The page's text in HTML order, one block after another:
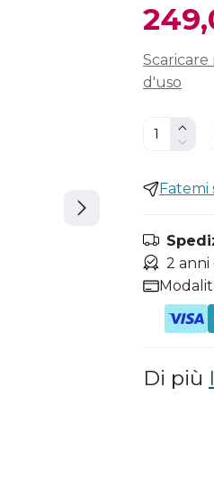
d'uso
Fatemi
2 anni
Di più